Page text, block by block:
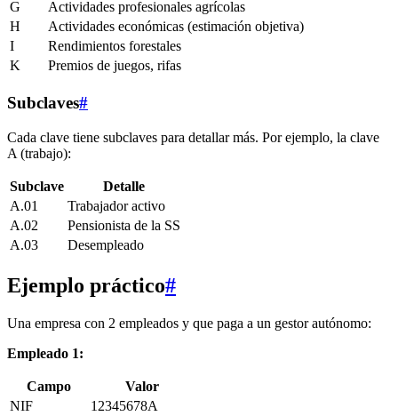
G
Actividades profesionales agrícolas
H
Actividades económicas (estimación objetiva)
I
Rendimientos forestales
K
Premios de juegos, rifas
Subclaves#
Cada clave tiene subclaves para detallar más. Por ejemplo, la clave
A (trabajo):
Subclave
Detalle
A.01
Trabajador activo
A.02
Pensionista de la SS
A.03
Desempleado
Ejemplo práctico#
Una empresa con 2 empleados y que paga a un gestor autónomo:
Empleado 1:
Campo
Valor
NIF
12345678A